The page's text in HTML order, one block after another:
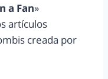
a Fan»
artículos
creada por